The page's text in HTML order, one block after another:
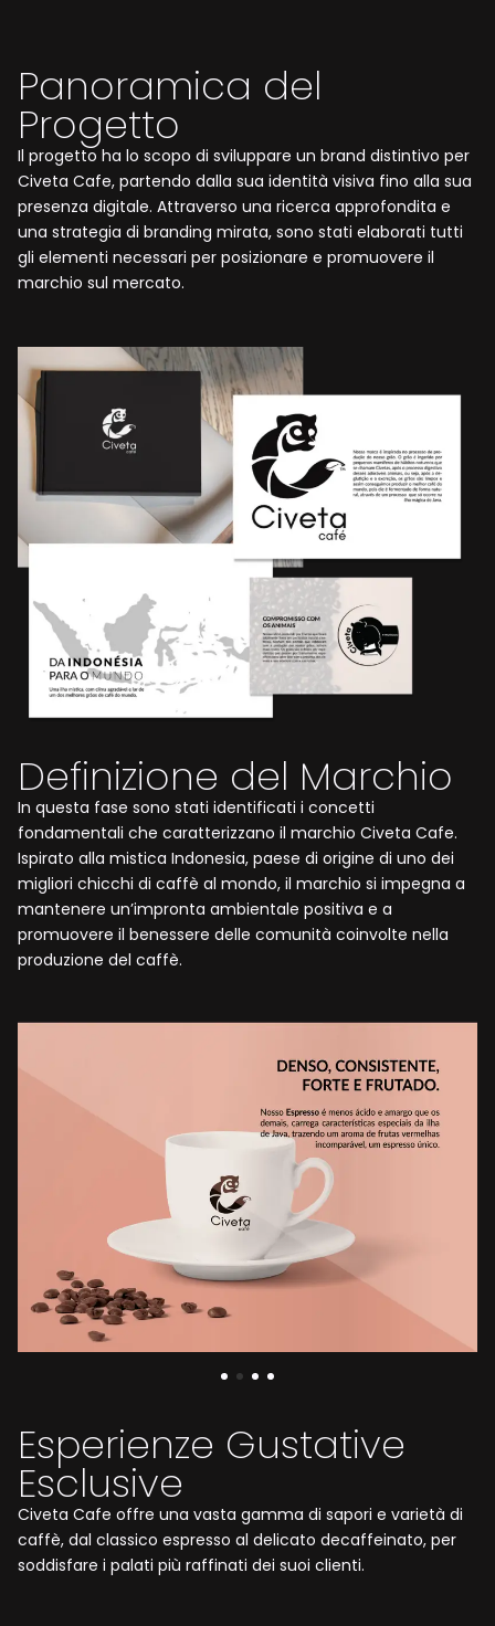
Panoramica del
Progetto
Il progetto ha lo scopo di sviluppare un brand distintivo per
Civeta Cafe, partendo dalla sua identità visiva fino alla sua
presenza digitale. Attraverso una ricerca approfondita e
una strategia di branding mirata, sono stati elaborati tutti
gli elementi necessari per posizionare e promuovere il
marchio sul mercato.
Definizione del Marchio
In questa fase sono stati identificati i concetti
fondamentali che caratterizzano il marchio Civeta Cafe.
Ispirato alla mistica Indonesia, paese di origine di uno dei
migliori chicchi di caffè al mondo, il marchio si impegna a
mantenere un’impronta ambientale positiva e a
promuovere il benessere delle comunità coinvolte nella
produzione del caffè.
Esperienze Gustative
Esclusive
Civeta Cafe offre una vasta gamma di sapori e varietà di
caffè, dal classico espresso al delicato decaffeinato, per
soddisfare i palati più raffinati dei suoi clienti.